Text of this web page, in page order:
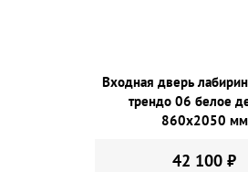
Входная дверь
трендо 06 белое
860х2050 мм
42 100 ₽